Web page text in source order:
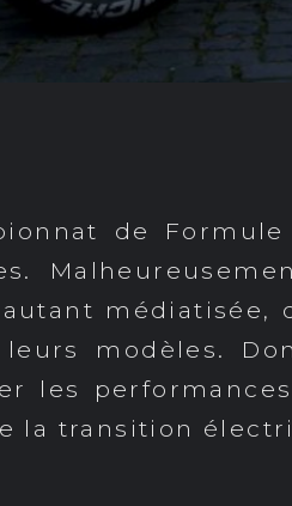
de
médiatisée,
leurs modèles.
les
la transition